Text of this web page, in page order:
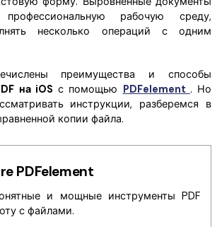
12умнее, быстрее,
пакетных инструментов: новый
работу с PDF еще удобнее.
PDF Новый
паролем
PDF
решения
Дзен
профессиональную рабочую среду,
несколько операций с одним
преимущества и способы
на iOS с помощью PDFelement . Но
инструкции, разберемся в
копии файла.
PDFelement
и мощные инструменты PDF
с файлами.